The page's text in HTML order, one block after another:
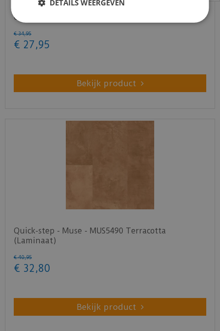
Douwes Dekker - Enthousiast - Tegel vanille 4V
04956 (Lamin…
€ 34,95
€ 27,95
Bekijk product
Quick-step - Muse - MUS5490 Terracotta
(Laminaat)
€ 40,95
€ 32 ,80
Bekijk product
DETAILS WEERGEVEN